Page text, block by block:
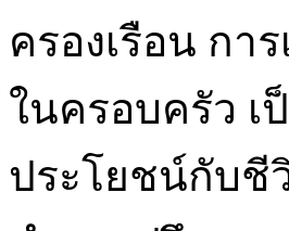
ครองเรือน กา
ในครอบครัว เ
ประโยชน์กับชี